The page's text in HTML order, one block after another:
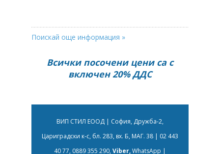
Поискай още информация »
Всички посочени цени са с
включен 20% ДДС
ВИП СТИЛ ЕООД | София, Дружба-2,
Цариградски к-с, бл. 283, вх. Б, МАГ. 38 | 02 443
40 77, 0889 355 290,Viber,WhatsApp |